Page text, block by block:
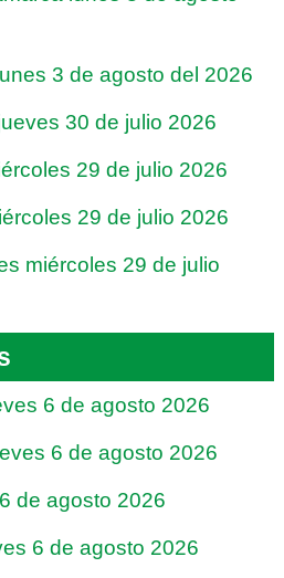
3 de agosto del 2026
30 de julio 2026
29 de julio 2026
29 de julio 2026
miércoles 29 de julio
6 de agosto 2026
6 de agosto 2026
de agosto 2026
6 de agosto 2026